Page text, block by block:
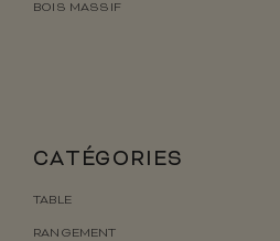
BOIS MASSIF
CATÉGORIES
TABLE
RANGEMENT